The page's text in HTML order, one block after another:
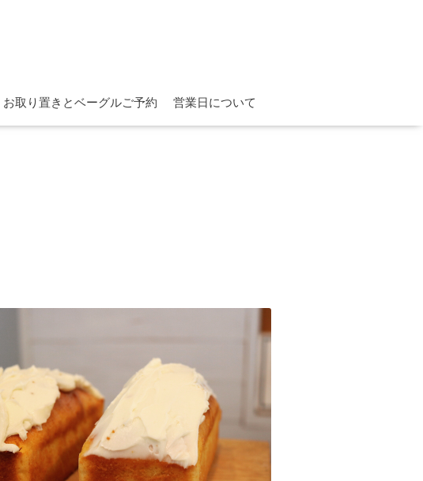
お取り置きとベーグルご予約 営業日について